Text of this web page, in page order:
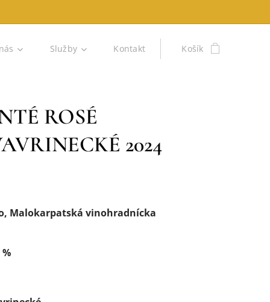
Služby Kontakt Košík
ROSÉ
2024
Malokarpatská vinohradnícka